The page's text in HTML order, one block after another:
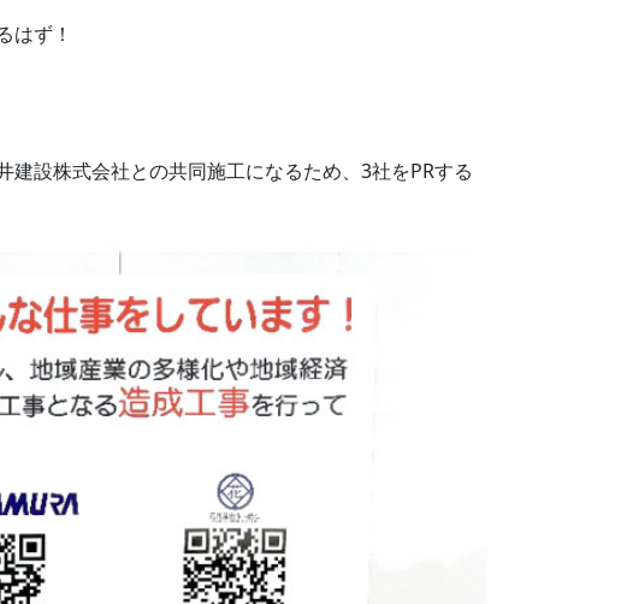
はず！
設株式会社との共同施工になるため、3社をPRする